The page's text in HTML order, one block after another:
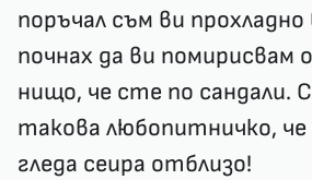
поръчал съм ви прохладно
почнах да ви помирисвам
нищо, че сте по сандали.
такова любопитничко, че
гледа сеира отблизо!